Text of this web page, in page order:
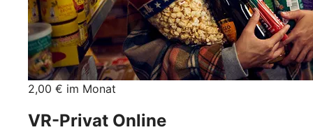
2,00 € im Monat
VR-Privat Online